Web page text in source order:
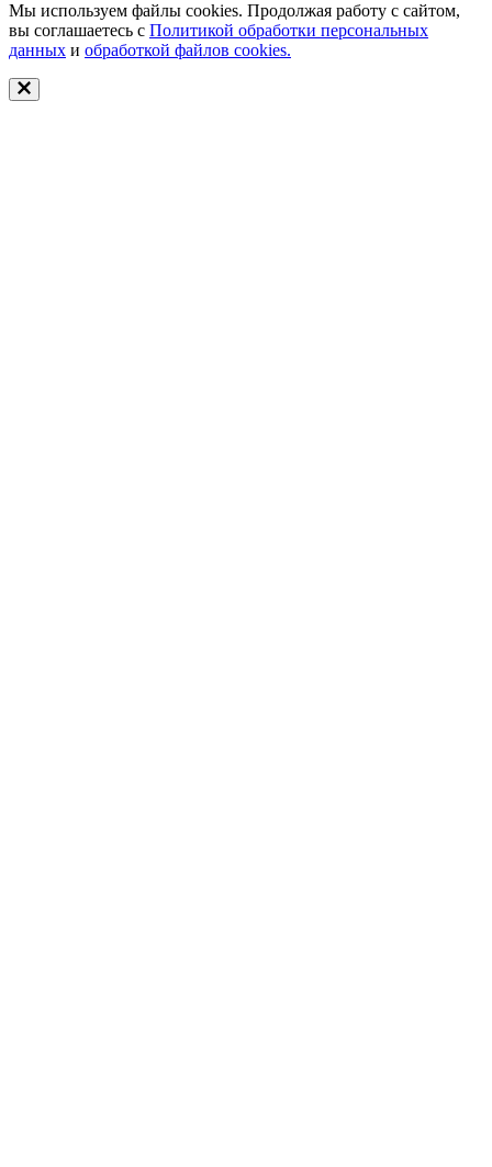
Мы используем файлы cookies. Продолжая работу с сайтом,
вы соглашаетесь с Политикой обработки персональных
данных и обработкой файлов cookies.